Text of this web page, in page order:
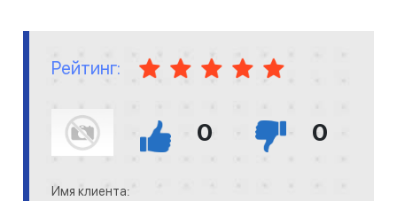
Рейтинг:
0 0
Имя клиента: